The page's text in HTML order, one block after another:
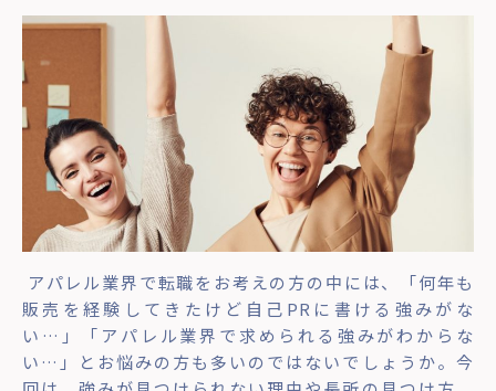
アパレル業界で転職をお考えの方の中には、「何年も
販売を経験してきたけど自己PRに書ける強みがな
い…」「アパレル業界で求められる強みがわからな
い…」とお悩みの方も多いのではないでしょうか。今